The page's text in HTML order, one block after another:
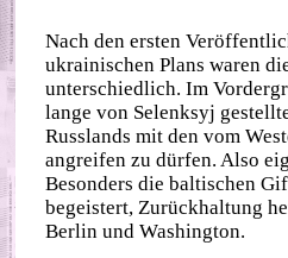
Nach den ersten
ukrainischen Plans waren
unterschiedlich. Im
lange von Selenksyj
Russlands mit den vom
angreifen zu dürfen. Also
Besonders die baltischen
begeistert, Zurückhaltung
Berlin und Washington.